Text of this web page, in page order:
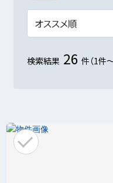
検索結果 26 件（1件